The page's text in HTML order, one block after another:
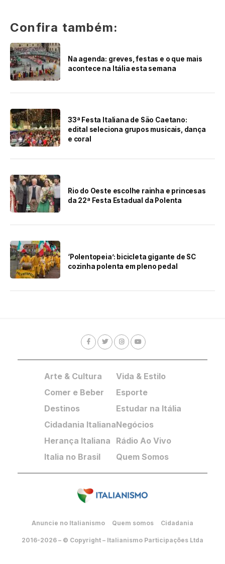
Confira também:
Na agenda: greves, festas e o que mais
acontece na Itália esta semana
33ª Festa Italiana de São Caetano:
edital seleciona grupos musicais, dança
e coral
Rio do Oeste escolhe rainha e princesas
da 22ª Festa Estadual da Polenta
‘Polentopeia’: bicicleta gigante de SC
cozinha polenta em pleno pedal
Arte & Cultura
Comer e Beber
Destinos
Cidadania Italiana
Herança Italiana
Italia no Brasil
Vida & Estilo
Esporte
Estudar na Itália
Negócios
Rádio Ao Vivo
Quem Somos
Anuncie no Italianismo Quem somos Cidadania
2016-2026 – © Copyright – Italianismo Participações Ltda